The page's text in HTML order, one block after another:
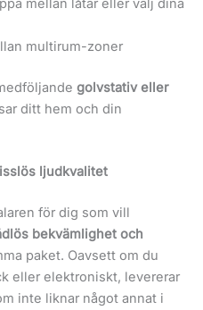
mellan låtar eller välj dina
multirum-zoner
golvstativ eller
ditt hem och din
ljudkvalitet
för dig som vill
bekvämlighet och
paket. Oavsett om du
eller elektroniskt, levererar
inte liknar något annat i